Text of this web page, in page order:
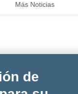
Más Noticias
de